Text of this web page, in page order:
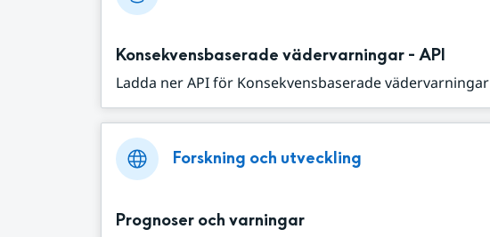
Konsekvensbaserade vädervarningar - API
Ladda ner API för Konsekvensbaserade vädervarningar
Forskning och utveckling
Prognoser och varningar